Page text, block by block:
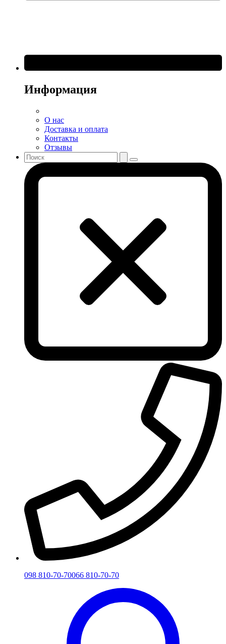
Информация
О нас
Доставка и оплата
Контакты
Отзывы
098 810-70-70066 810-70-70